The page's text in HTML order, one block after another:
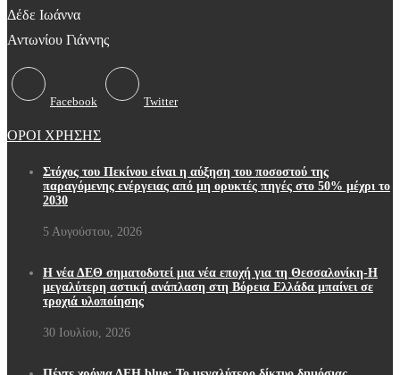
Δέδε Ιωάννα
Αντωνίου Γιάννης
Facebook Twitter
ΟΡΟΙ ΧΡΗΣΗΣ
Στόχος του Πεκίνου είναι η αύξηση του ποσοστού της
παραγόμενης ενέργειας από μη ορυκτές πηγές στο 50% μέχρι το
2030
5 Αυγούστου, 2026
Η νέα ΔΕΘ σηματοδοτεί μια νέα εποχή για τη Θεσσαλονίκη-Η
μεγαλύτερη αστική ανάπλαση στη Βόρεια Ελλάδα μπαίνει σε
τροχιά υλοποίησης
30 Ιουλίου, 2026